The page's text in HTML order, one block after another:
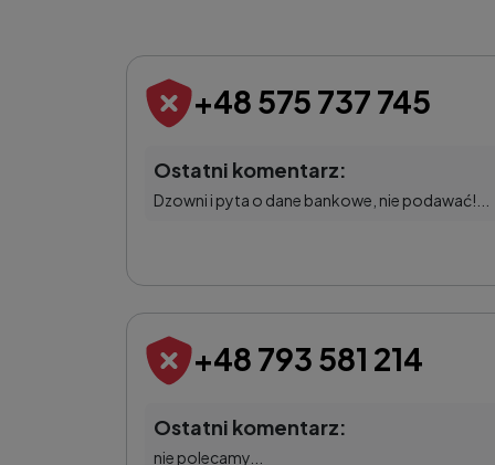
+48 575 737 745
Ostatni komentarz:
Dzowni i pyta o dane bankowe, nie podawać!...
+48 793 581 214
Ostatni komentarz:
nie polecamy...